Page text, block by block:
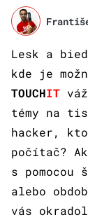
Lesk a
kde je
TOUCHIT
témy na
hacker,
počítač?
s
alebo
vás